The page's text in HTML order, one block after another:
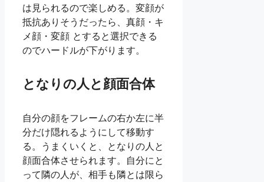
は見られるので楽しめる。変顔が
抵抗ありそうだったら、真顔・キ
メ顔・変顔 とすると選択できる
のでハードルが下がります。
となりの人と顔面合体
自分の顔をフレームの右か左に半
分だけ隠れるようにして移動す
る。うまくいくと、となりの人と
顔面合体させられます。自分にと
って隣の人が、相手も隣とは限ら